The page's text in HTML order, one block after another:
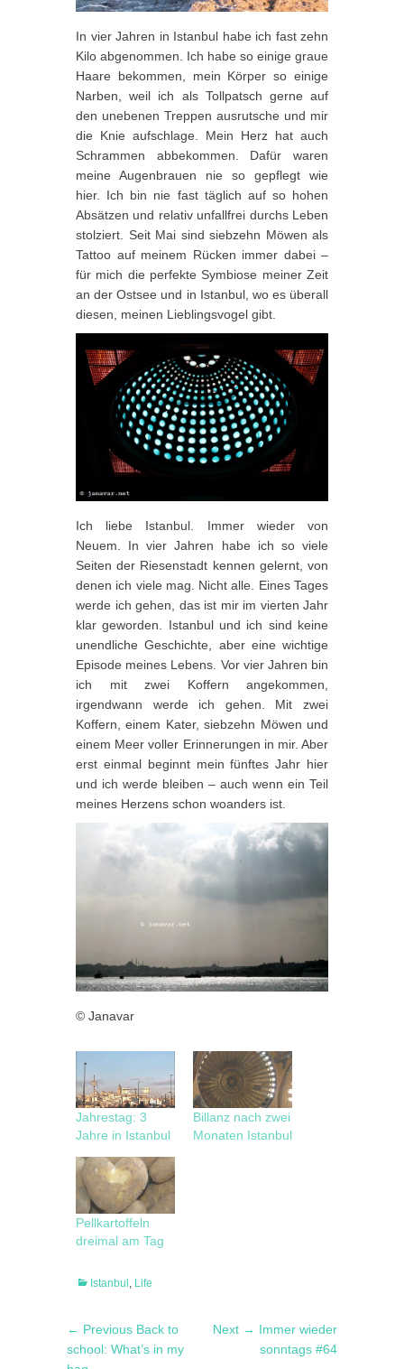
In vier Jahren in Istanbul habe ich fast zehn
Kilo abgenommen. Ich habe so einige graue
Haare bekommen, mein Körper so einige
Narben, weil ich als Tollpatsch gerne auf
den unebenen Treppen ausrutsche und mir
die Knie aufschlage. Mein Herz hat auch
Schrammen abbekommen. Dafür waren
meine Augenbrauen nie so gepflegt wie
hier. Ich bin nie fast täglich auf so hohen
Absätzen und relativ unfallfrei durchs Leben
stolziert. Seit Mai sind siebzehn Möwen als
Tattoo auf meinem Rücken immer dabei –
für mich die perfekte Symbiose meiner Zeit
an der Ostsee und in Istanbul, wo es überall
diesen, meinen Lieblingsvogel gibt.
Ich liebe Istanbul. Immer wieder von
Neuem. In vier Jahren habe ich so viele
Seiten der Riesenstadt kennen gelernt, von
denen ich viele mag. Nicht alle. Eines Tages
werde ich gehen, das ist mir im vierten Jahr
klar geworden. Istanbul und ich sind keine
unendliche Geschichte, aber eine wichtige
Episode meines Lebens. Vor vier Jahren bin
ich mit zwei Koffern angekommen,
irgendwann werde ich gehen. Mit zwei
Koffern, einem Kater, siebzehn Möwen und
einem Meer voller Erinnerungen in mir. Aber
erst einmal beginnt mein fünftes Jahr hier
und ich werde bleiben – auch wenn ein Teil
meines Herzens schon woanders ist.
© Janavar
Jahrestag: 3
Jahre in Istanbul
Billanz nach zwei
Monaten Istanbul
Pellkartoffeln
dreimal am Tag
Categories
Istanbul Life
Post
navigation
← Previous Previous
post:
Back to
school: What’s in my
Next → Next
post:
Immer wieder
sonntags #64